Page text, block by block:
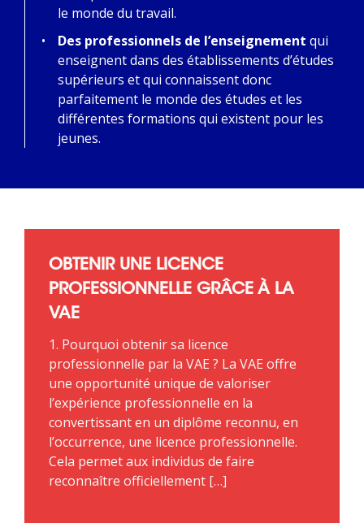
le monde du travail.
Des professionnels de l’enseignement qui
enseignent dans des établissements d’études
supérieurs et qui connaissent donc
parfaitement le monde des études et les
différentes formations qui existent pour les
jeunes.
OBTENIR UNE LICENCE
PROFESSIONNELLE GRÂCE À LA
VAE
1. Pourquoi obtenir sa licence
professionnelle par la VAE ? La VAE offre
une opportunité unique de valoriser
l’expérience professionnelle en la
convertissant en un diplôme reconnu, en
l’occurrence, une licence professionnelle.
Cela permet aux individus de faire
reconnaître officiellement […]